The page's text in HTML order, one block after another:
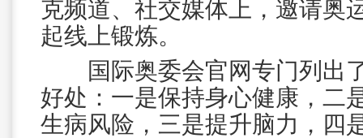
克频道、社交媒体上，邀请奥
起线上锻炼。
国际奥委会官网专门列出
好处：一是保持身心健康，二
生病风险，三是提升脑力，四